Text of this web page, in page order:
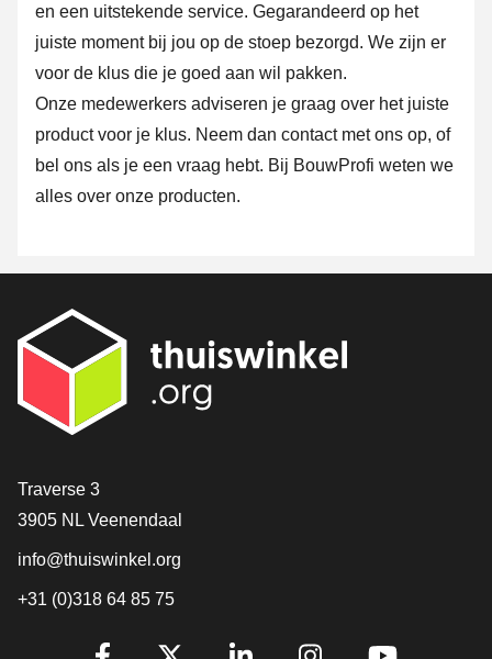
en een uitstekende service. Gegarandeerd op het
juiste moment bij jou op de stoep bezorgd. We zijn er
voor de klus die je goed aan wil pakken.
Onze medewerkers adviseren je graag over het juiste
product voor je klus. Neem dan contactmet ons op, of
bel ons als je een vraag hebt. Bij BouwProfi weten we
alles over onze producten.
Contact
Traverse 3
3905 NL Veenendaal
info@thuiswinkel.org
+31 (0)318 64 85 75
Volg je ons al?